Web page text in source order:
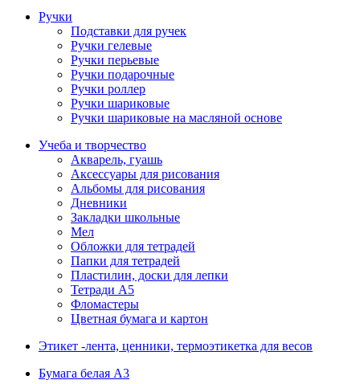
Ручки
Подставки для ручек
Ручки гелевые
Ручки перьевые
Ручки подарочные
Ручки роллер
Ручки шариковые
Ручки шариковые на масляной основе
Учеба и творчество
Акварель, гуашь
Аксессуары для рисования
Альбомы для рисования
Дневники
Закладки школьные
Мел
Обложки для тетрадей
Папки для тетрадей
Пластилин, доски для лепки
Тетради А5
Фломастеры
Цветная бумага и картон
Этикет -лента, ценники, термоэтикетка для весов
Бумага белая А3